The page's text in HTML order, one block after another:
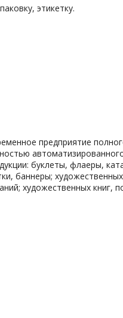
этикетку.
предприятие
буклеты, флаеры,
баннеры;
художественных книг,